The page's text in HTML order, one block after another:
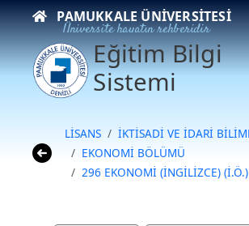
PAMUKKALE ÜNIVERSITESI
Üniversite hayatın rehberidir
Eğitim Bilgi
Sistemi
LİSANS
İKTİSADİ VE İDARİ
EKONOMİ BÖLÜMÜ
296 EKONOMİ (İNGİLİZCE) (İ.Ö.)